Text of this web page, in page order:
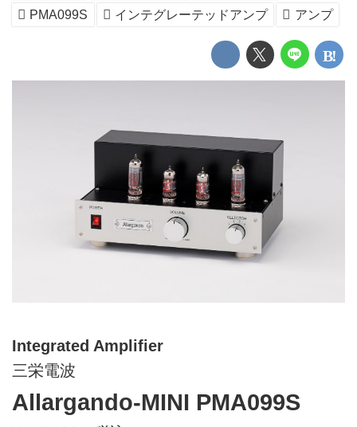
PMA099S
インテグレーテッドアンプ アンプ
Integrated Amplifier
三栄電波
Allargando-MINI PMA099S